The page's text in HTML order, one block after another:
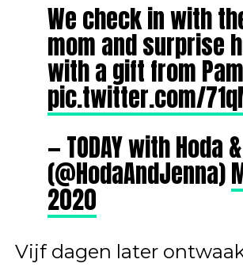
We check in with
mom and surprise
with a gift from
pic.twitter.com/
— TODAY with Hoda
(@HodaAndJenna)
2020
Vijf dagen later